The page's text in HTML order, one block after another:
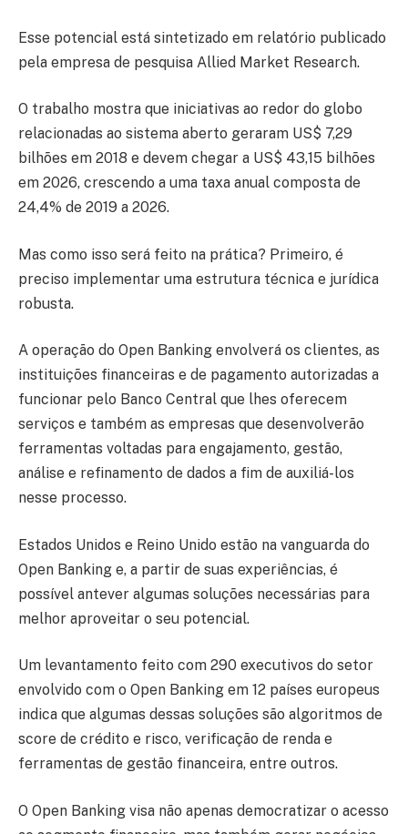
Esse potencial está sintetizado em relatório publicado
pela empresa de pesquisa Allied Market Research.
O trabalho mostra que iniciativas ao redor do globo
relacionadas ao sistema aberto geraram US$ 7,29
bilhões em 2018 e devem chegar a US$ 43,15 bilhões
em 2026, crescendo a uma taxa anual composta de
24,4% de 2019 a 2026.
Mas como isso será feito na prática? Primeiro, é
preciso implementar uma estrutura técnica e jurídica
robusta.
A operação do Open Banking envolverá os clientes, as
instituições financeiras e de pagamento autorizadas a
funcionar pelo Banco Central que lhes oferecem
serviços e também as empresas que desenvolverão
ferramentas voltadas para engajamento, gestão,
análise e refinamento de dados a fim de auxiliá-los
nesse processo.
Estados Unidos e Reino Unido estão na vanguarda do
Open Banking e, a partir de suas experiências, é
possível antever algumas soluções necessárias para
melhor aproveitar o seu potencial.
Um levantamento feito com 290 executivos do setor
envolvido com o Open Banking em 12 países europeus
indica que algumas dessas soluções são algoritmos de
score de crédito e risco, verificação de renda e
ferramentas de gestão financeira, entre outros.
O Open Banking visa não apenas democratizar o acesso